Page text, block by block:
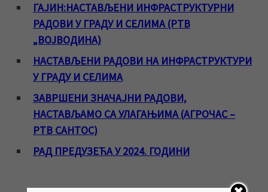
ГАЈИН:НАСТАВЉЕНИ ИНФРАСТРУКТУРНИ
РАДОВИ У ГРАДУ И СЕЛИМА (РТВ
„ВОЈВОДИНА)
НАСТАВЉЕНИ РАДОВИ НА ИНФРАСТРУКТУРИ
У ГРАДУ И СЕЛИМА
ЗАВРШЕНИ ЗНАЧАЈНИ РАДОВИ,
НАСТАВЉАМО СА УЛАГАЊИМА (АГРОЧАС –
РТВ САНТОС)
РАД ПРЕДУЗЕЋА У 2024. ГОДИНИ